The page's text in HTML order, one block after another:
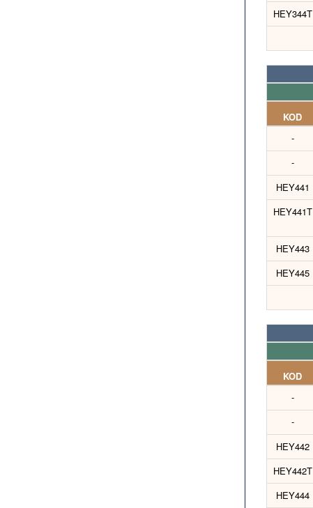
HEY344T
KOD
-
-
HEY441
HEY441T
HEY443
HEY445
KOD
-
-
HEY442
HEY442T
HEY444